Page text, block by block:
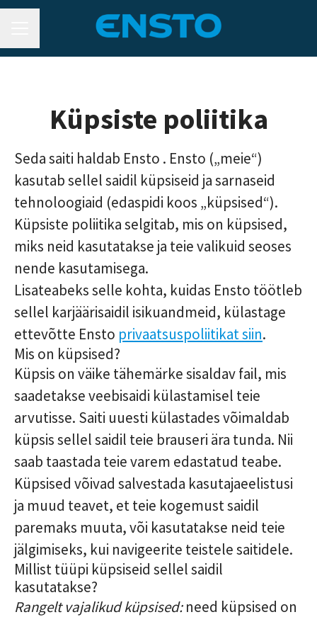
Küpsiste poliitika
Seda saiti haldab Ensto . Ensto („meie“)
kasutab sellel saidil küpsiseid ja sarnaseid
tehnoloogiaid (edaspidi koos „küpsised“).
Küpsiste poliitika selgitab, mis on küpsised,
miks neid kasutatakse ja teie valikuid seoses
nende kasutamisega.
Lisateabeks selle kohta, kuidas Ensto töötleb
sellel karjäärisaidil isikuandmeid, külastage
ettevõtte Ensto privaatsuspoliitikat siin.
Mis on küpsised?
Küpsis on väike tähemärke sisaldav fail, mis
saadetakse veebisaidi külastamisel teie
arvutisse. Saiti uuesti külastades võimaldab
küpsis sellel saidil teie brauseri ära tunda. Nii
saab taastada teie varem edastatud teabe.
Küpsised võivad salvestada kasutajaeelistusi
ja muud teavet, et teie kogemust saidil
paremaks muuta, või kasutatakse neid teie
jälgimiseks, kui navigeerite teistele saitidele.
Millist tüüpi küpsiseid sellel saidil
kasutatakse?
Rangelt vajalikud küpsised:need küpsised on